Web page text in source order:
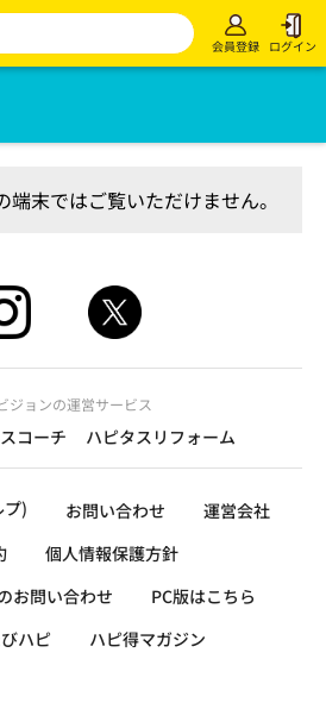
会員登録 ログイン
端末ではご覧いただけません。
ジョンの運営サービス
コーチ ハピタスリフォーム
プ) お問い合わせ
運営会社
個人情報保護方針
お問い合わせ
PC版はこちら
ハピ
ハピ得マガジン